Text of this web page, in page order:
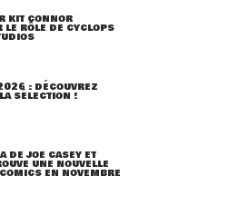
KIT CONNOR
LE RÔLE DE CYCLOPS
: DÉCOUVREZ
SÉLECTION !
DE JOE CASEY ET
UNE NOUVELLE
EN NOVEMBRE